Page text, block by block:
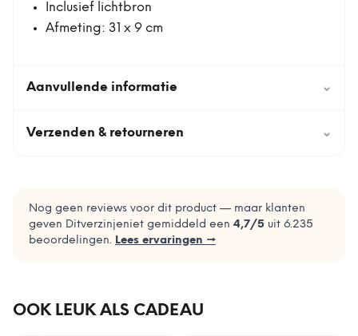
Inclusief lichtbron
Afmeting: 31 x 9 cm
Aanvullende informatie ⌄
Verzenden & retourneren ⌄
Nog geen reviews voor dit product — maar klanten
geven Ditverzinjeniet gemiddeld een 4,7/5 uit 6.235
beoordelingen. Lees ervaringen →
OOK LEUK ALS CADEAU